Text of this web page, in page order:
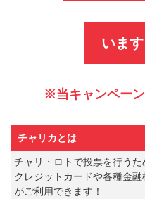
いま
※当キャンペーン
チャリカとは
チャリ・ロトで投票を行うた
クレジットカードや各種金
がご利用できます！